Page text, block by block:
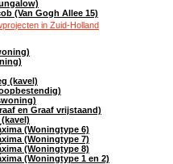
(Van Gogh Allee 15)
in Zuid-Holland
(kavel)
en Graaf vrijstaand)
(Woningtype 6)
(Woningtype 7)
(Woningtype 8)
(Woningtype 1 en 2)